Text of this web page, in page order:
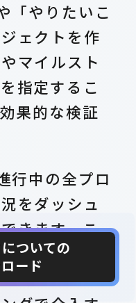
ついての
ード
「やりたいこ
ェクトを作
マイルスト
指定するこ
果的な検証
行中の全プロ
をダッシュ
きます。こ
は複数の新
的に把握